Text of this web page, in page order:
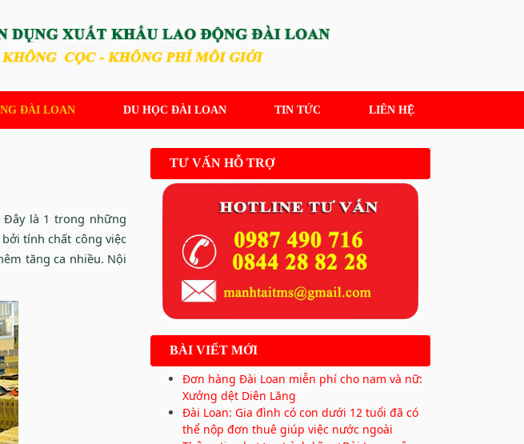
ĐÀI LOAN DU HỌC ĐÀI LOAN TIN TỨC LIÊN HỆ
là 1 trong những
bởi tính chất công việc
tăng ca nhiều. Nội
TƯ VẤN HỖ TRỢ
BÀI VIẾT MỚI
Đơn hàng Đài Loan miễn phí cho nam và nữ:
Xưởng dệt Diên Lăng
Đài Loan: Gia đình có con dưới 12 tuổi đã có
thể nộp đơn thuê giúp việc nước ngoài